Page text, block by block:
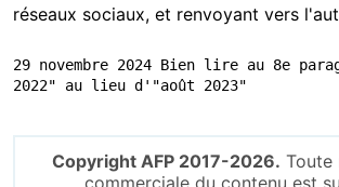
réseaux sociaux, et renvoyant vers
29 novembre 2024 Bien lire au 8e
2022" au lieu d'"août 2023"
Copyright AFP 2017-2026. Toute
commerciale du contenu est